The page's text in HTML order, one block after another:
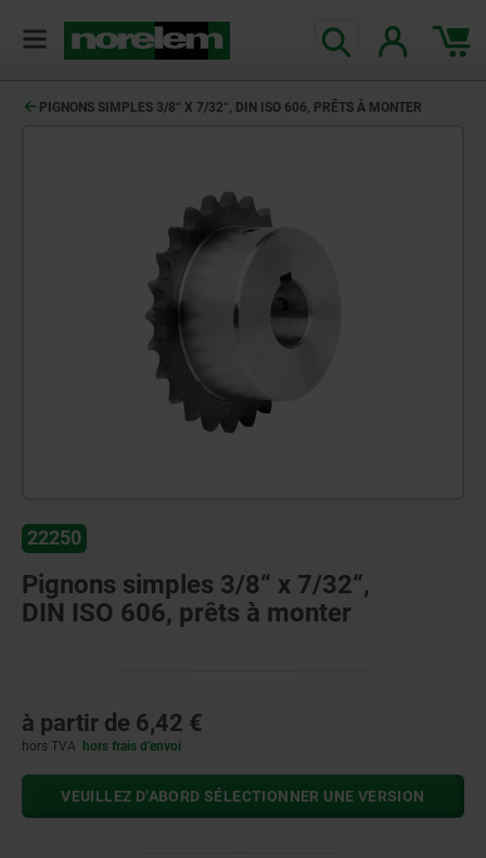
PIGNONS SIMPLES 3/8“ X 7/32“, DIN ISO 606, PRÊTS À MONTER
22250
Pignons simples 3/8“ x 7/32“,
DIN ISO 606, prêts à monter
à partir de 6,42 €
hors TVA hors frais d’envoi
VEUILLEZ D’ABORD SÉLECTIONNER UNE VERSION